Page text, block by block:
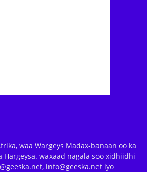
waa Wargeys Madax-banaan oo ka
Hargeysa. waxaad nagala soo xidhiidhi
info@geeska.net iyo